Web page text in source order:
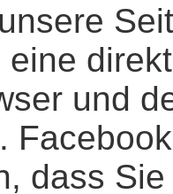
und
dass